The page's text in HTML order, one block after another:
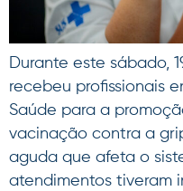
Durante este sábado,
recebeu profissionais
Saúde para a
vacinação contra a
aguda que afeta o
atendimentos tiveram